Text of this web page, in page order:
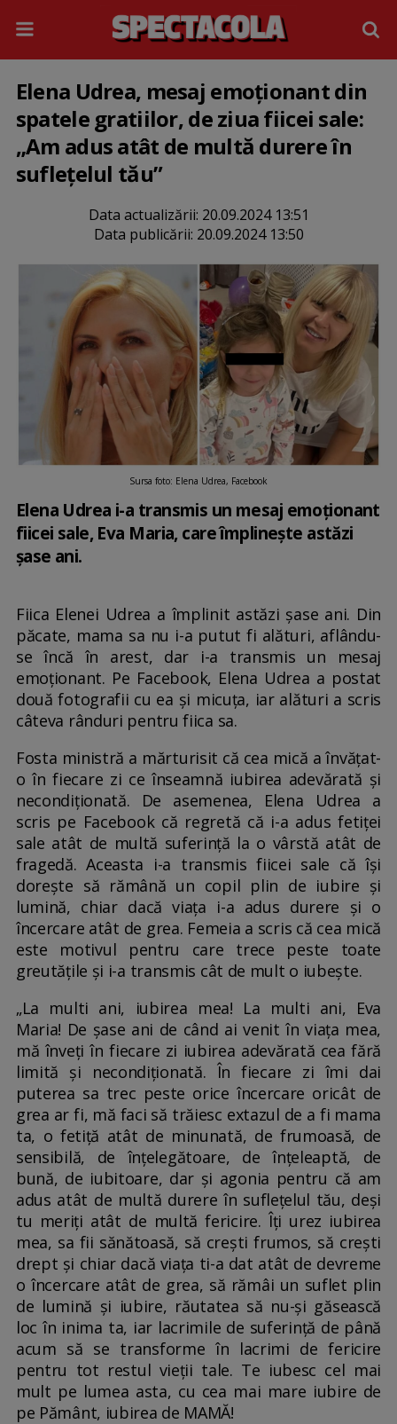
Elena Udrea, mesaj emoționant din
spatele gratiilor, de ziua fiicei sale:
„Am adus atât de multă durere în
suflețelul tău”
Data actualizării: 20.09.2024 13:51
Data publicării: 20.09.2024 13:50
Sursa foto: Elena Udrea, Facebook
Elena Udrea i-a transmis un mesaj emoționant
fiicei sale, Eva Maria, care împlinește astăzi
șase ani.
Fiica Elenei Udrea a împlinit astăzi șase ani. Din
păcate, mama sa nu i-a putut fi alături, aflându-
se încă în arest, dar i-a transmis un mesaj
emoționant. Pe Facebook, Elena Udrea a postat
două fotografii cu ea și micuța, iar alături a scris
câteva rânduri pentru fiica sa.
Fosta ministră a mărturisit că cea mică a învățat-
o în fiecare zi ce înseamnă iubirea adevărată și
necondiționată. De asemenea, Elena Udrea a
scris pe Facebook că regretă că i-a adus fetiței
sale atât de multă suferință la o vârstă atât de
fragedă. Aceasta i-a transmis fiicei sale că își
dorește să rămână un copil plin de iubire și
lumină, chiar dacă viața i-a adus durere și o
încercare atât de grea. Femeia a scris că cea mică
este motivul pentru care trece peste toate
greutățile și i-a transmis cât de mult o iubește.
„La multi ani, iubirea mea! La multi ani, Eva
Maria! De șase ani de când ai venit în viața mea,
mă înveți în fiecare zi iubirea adevărată cea fără
limită și necondiționată. În fiecare zi îmi dai
puterea sa trec peste orice încercare oricât de
grea ar fi, mă faci să trăiesc extazul de a fi mama
ta, o fetiță atât de minunată, de frumoasă, de
sensibilă, de înțelegătoare, de înțeleaptă, de
bună, de iubitoare, dar și agonia pentru că am
adus atât de multă durere în suflețelul tău, deși
tu meriți atât de multă fericire. Îți urez iubirea
mea, sa fii sănătoasă, să crești frumos, să crești
drept și chiar dacă viața ti-a dat atât de devreme
o încercare atât de grea, să rămâi un suflet plin
de lumină și iubire, răutatea să nu-și găsească
loc în inima ta, iar lacrimile de suferință de până
acum să se transforme în lacrimi de fericire
pentru tot restul vieții tale. Te iubesc cel mai
mult pe lumea asta, cu cea mai mare iubire de
pe Pământ, iubirea de MAMĂ!